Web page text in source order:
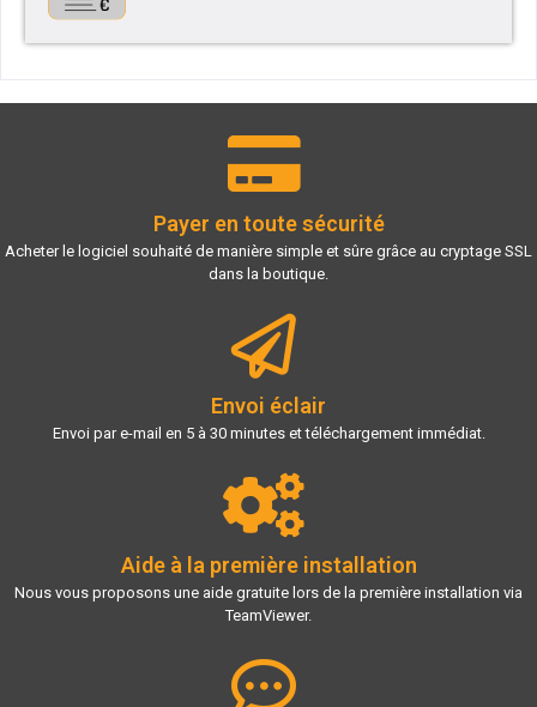
Payer en toute sécurité
Acheter le logiciel souhaité de manière simple et sûre grâce au cryptage SSL
dans la boutique.
Envoi éclair
Envoi par e-mail en 5 à 30 minutes et téléchargement immédiat.
Aide à la première installation
Nous vous proposons une aide gratuite lors de la première installation via
TeamViewer.